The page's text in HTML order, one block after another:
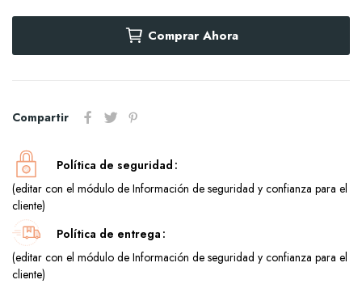
Comprar Ahora
Compartir
Política de seguridad
(editar con el módulo de Información de seguridad y confianza para el
cliente)
Política de entrega
(editar con el módulo de Información de seguridad y confianza para el
cliente)